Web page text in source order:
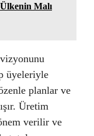
Malı
üyeleriyle
planlar ve
Üretim
verilir ve